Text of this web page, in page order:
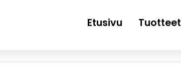
Etusivu Tuotteet